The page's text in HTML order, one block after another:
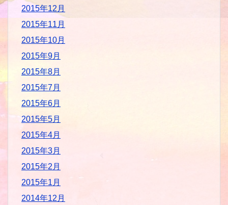
2015年12月
2015年11月
2015年10月
2015年9月
2015年8月
2015年7月
2015年6月
2015年5月
2015年4月
2015年3月
2015年2月
2015年1月
2014年12月